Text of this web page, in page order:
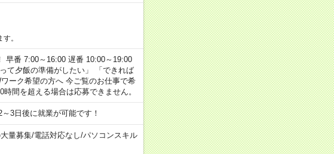
。
早番 7:00～16:00 遅番 10:00～19:00
て夕飯の準備がしたい」 「できれば
ーク希望の方へ 今ご覧のお仕事で希
間を超える場合は応募できません。
3日後に就業が可能です！
量募集/電話対応なし/パソコンスキル